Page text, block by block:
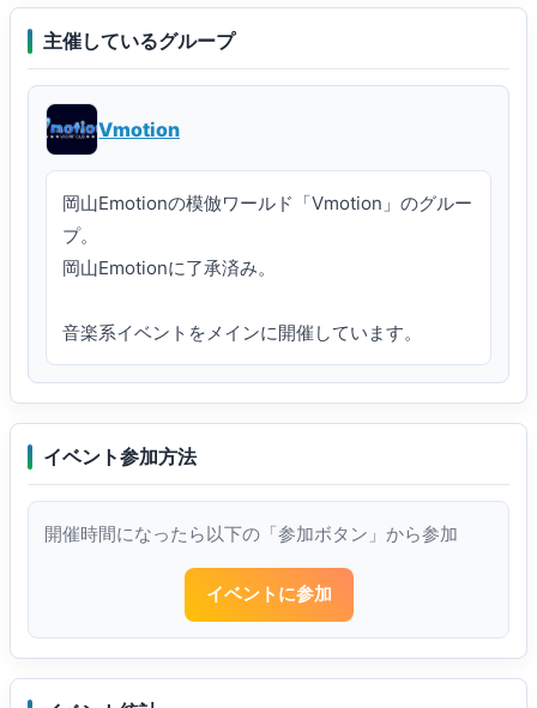
主催しているグループ
Vmotion
岡山Emotionの模倣ワールド「Vmotion」のグルー
プ。
岡山Emotionに了承済み。
音楽系イベントをメインに開催しています。
イベント参加方法
開催時間になったら以下の「参加ボタン」から参加
イベントに参加